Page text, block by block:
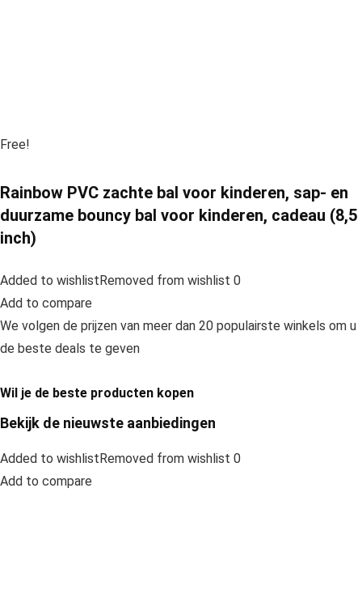
Free!
Rainbow PVC zachte bal voor kinderen, sap- en
duurzame bouncy bal voor kinderen, cadeau (8,5
inch)
Added to wishlistRemoved from wishlist 0
Add to compare
We volgen de prijzen van meer dan 20 populairste winkels om u
de beste deals te geven
Wil je de beste producten kopen
Bekijk de nieuwste aanbiedingen
Added to wishlistRemoved from wishlist 0
Add to compare